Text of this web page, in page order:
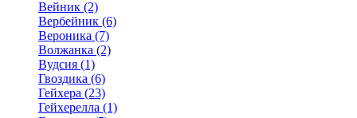
Вейник (2)
Вербейник (6)
Вероника (7)
Волжанка (2)
Вудсия (1)
Гвоздика (6)
Гейхера (23)
Гейхерелла (1)